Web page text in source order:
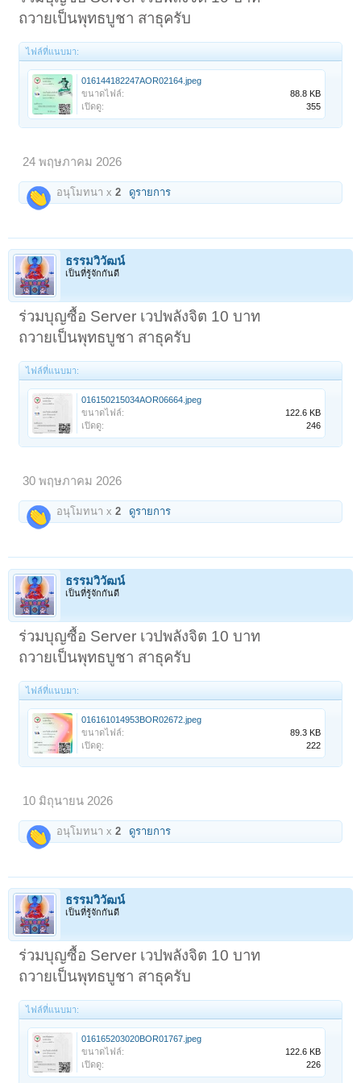
ถวายเป็นพุทธบูชา สาธุครับ
ไฟล์ที่แนบมา:
016144182247AOR02164.jpeg
ขนาดไฟล์:
88.8 KB
เปิดดู:
355
24 พฤษภาคม 2026
อนุโมทนา x2 ดูรายการ
ธรรมวิวัฒน์
เป็นที่รู้จักกันดี
ร่วมบุญซื้อ Server เวปพลังจิต 10 บาท
ถวายเป็นพุทธบูชา สาธุครับ
ไฟล์ที่แนบมา:
016150215034AOR06664.jpeg
ขนาดไฟล์:
122.6 KB
เปิดดู:
246
30 พฤษภาคม 2026
อนุโมทนา x2 ดูรายการ
ธรรมวิวัฒน์
เป็นที่รู้จักกันดี
ร่วมบุญซื้อ Server เวปพลังจิต 10 บาท
ถวายเป็นพุทธบูชา สาธุครับ
ไฟล์ที่แนบมา:
016161014953BOR02672.jpeg
ขนาดไฟล์:
89.3 KB
เปิดดู:
222
10 มิถุนายน 2026
อนุโมทนา x2 ดูรายการ
ธรรมวิวัฒน์
เป็นที่รู้จักกันดี
ร่วมบุญซื้อ Server เวปพลังจิต 10 บาท
ถวายเป็นพุทธบูชา สาธุครับ
ไฟล์ที่แนบมา:
016165203020BOR01767.jpeg
ขนาดไฟล์:
122.6 KB
เปิดดู:
226